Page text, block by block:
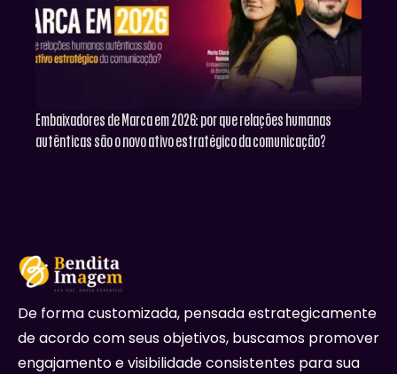
Embaixadores de Marca em 2026: por que relações humanas
autênticas são o novo ativo estratégico da comunicação?
De forma customizada, pensada estrategicamente
de acordo com seus objetivos, buscamos promover
engajamento e visibilidade consistentes para sua